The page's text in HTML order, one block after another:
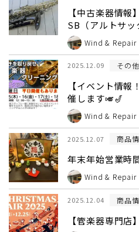
【中古楽器情
SB（アルトサッ
Wind & Repair
2025.12.09 その他
【イベント情
催します🎺🎷
Wind & Repair
2025.12.07 商品
年末年始営業時
Wind & Repair
2025.12.04 商品
【管楽器専門